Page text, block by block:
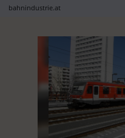
bahnindustrie.at